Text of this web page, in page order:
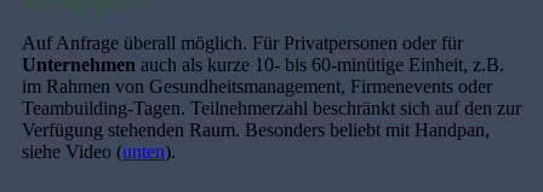
Auf Anfrage überall möglich. Für Privatpersonen oder für
Unternehmen auch als kurze 10- bis 60-minütige Einheit, z.B.
im Rahmen von Gesundheitsmanagement, Firmenevents oder
Teambuilding-Tagen. Teilnehmerzahl beschränkt sich auf den zur
Verfügung stehenden Raum. Besonders beliebt mit Handpan,
siehe Video (unten).